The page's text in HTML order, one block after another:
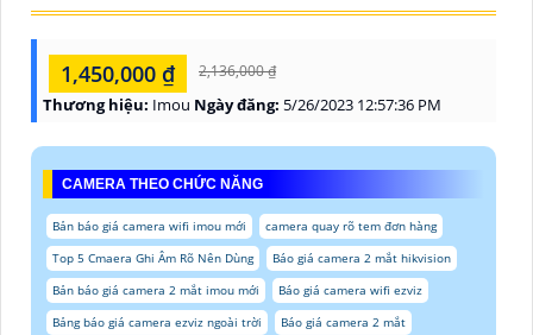
1,450,000 ₫ 2,136,000 ₫
Thương hiệu: Imou Ngày đăng: 5/26/2023 12:57:36 PM
CAMERA THEO CHỨC NĂNG
Bản báo giá camera wifi imou mới
camera quay rõ tem đơn hàng
Top 5 Cmaera Ghi Âm Rõ Nên Dùng
Báo giá camera 2 mắt hikvision
Bản báo giá camera 2 mắt imou mới
Báo giá camera wifi ezviz
Bảng báo giá camera ezviz ngoài trời
Báo giá camera 2 mắt